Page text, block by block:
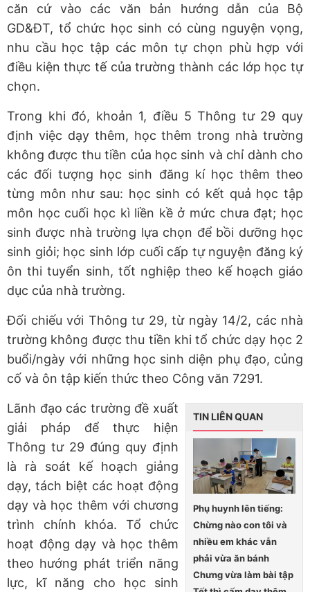
căn cứ vào các văn bản hướng dẫn của Bộ
GD&ĐT, tổ chức học sinh có cùng nguyện vọng,
nhu cầu học tập các môn tự chọn phù hợp với
điều kiện thực tế của trường thành các lớp học tự
chọn.
Trong khi đó, khoản 1, điều 5 Thông tư 29 quy
định việc dạy thêm, học thêm trong nhà trường
không được thu tiền của học sinh và chỉ dành cho
các đối tượng học sinh đăng kí học thêm theo
từng môn như sau: học sinh có kết quả học tập
môn học cuối học kì liền kề ở mức chưa đạt; học
sinh được nhà trường lựa chọn để bồi dưỡng học
sinh giỏi; học sinh lớp cuối cấp tự nguyện đăng ký
ôn thi tuyển sinh, tốt nghiệp theo kế hoạch giáo
dục của nhà trường.
Đối chiếu với Thông tư 29, từ ngày 14/2, các nhà
trường không được thu tiền khi tổ chức dạy học 2
buổi/ngày với những học sinh diện phụ đạo, củng
cố và ôn tập kiến thức theo Công văn 7291.
TIN LIÊN QUAN
Phụ huynh lên tiếng:
Chừng nào con tôi và
nhiều em khác vẫn
phải vừa ăn bánh
Chưng vừa làm bài tập
Lãnh đạo các trường đề xuất
giải pháp để thực hiện
Thông tư 29 đúng quy định
là rà soát kế hoạch giảng
dạy, tách biệt các hoạt động
dạy và học thêm với chương
trình chính khóa. Tổ chức
hoạt động dạy và học thêm
theo hướng phát triển năng
lực, kĩ năng cho học sinh